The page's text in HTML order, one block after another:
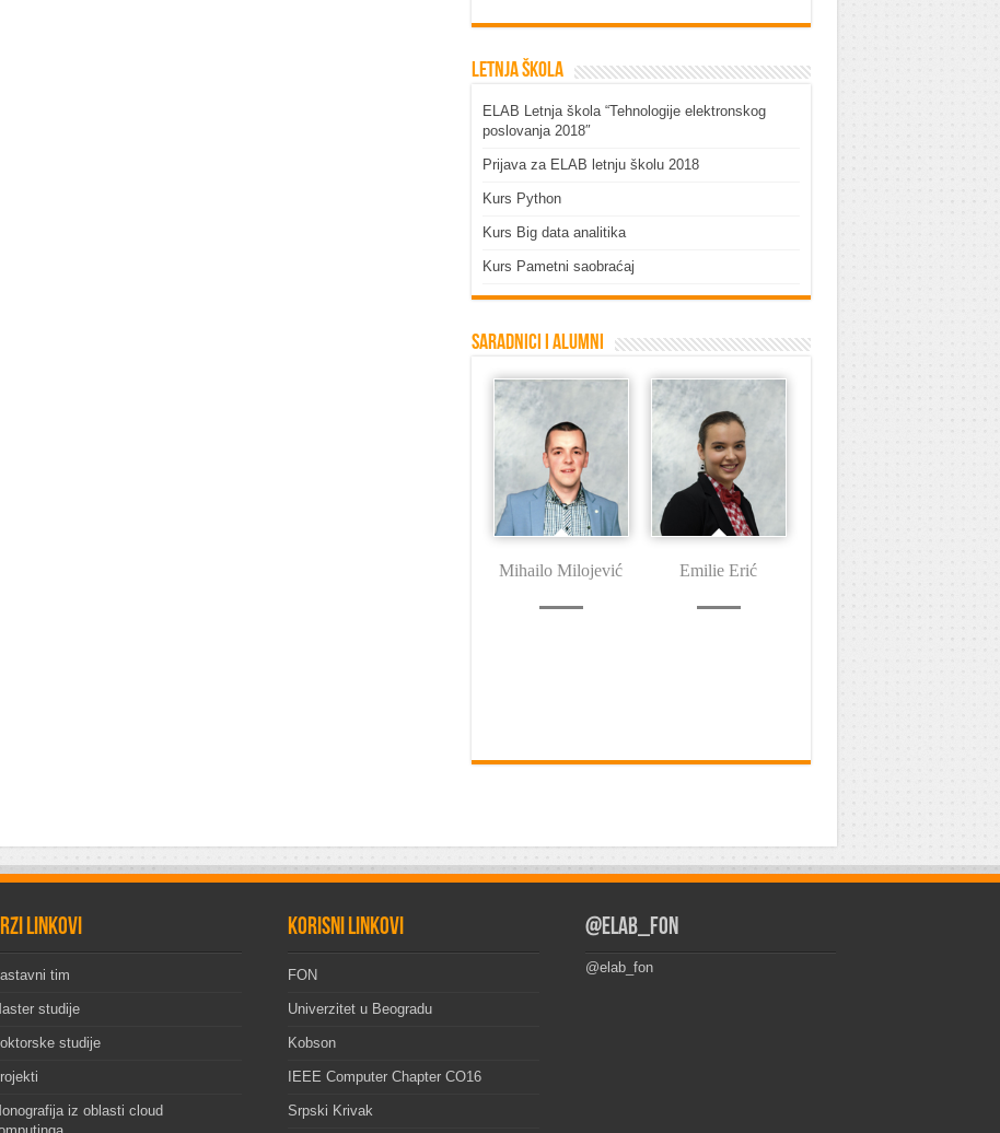
Letnja škola
ELAB Letnja škola “Tehnologije elektronskog
poslovanja 2018″
Prijava za ELAB letnju školu 2018
Kurs Python
Kurs Big data analitika
Kurs Pametni saobraćaj
Saradnici i Alumni
Mihailo Milojević Emilie Erić
Dušan Tašin Ivan Jezdović
linkovi
tim
studije
studije
iz oblasti cloud
Korisni linkovi
FON
Univerzitet u Beogradu
Kobson
IEEE Computer Chapter CO16
Srpski Krivak
@elab_fon
@elab_fon